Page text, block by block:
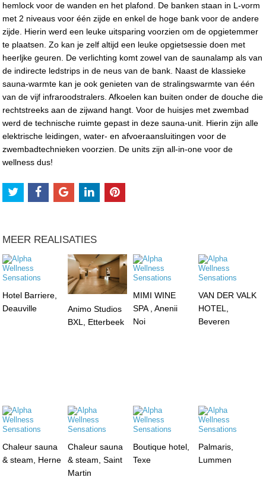
hemlock voor de wanden en het plafond. De banken staan in L-vorm
met 2 niveaus voor één zijde en enkel de hoge bank voor de andere
zijde. Hierin werd een leuke uitsparing voorzien om de opgietemmer
te plaatsen. Zo kan je zelf altijd een leuke opgietsessie doen met
heerljke geuren. De verlichting komt zowel van de saunalamp als van
de indirecte ledstrips in de neus van de bank. Naast de klassieke
sauna-warmte kan je ook genieten van de stralingswarmte van één
van de vijf infraroodstralers. Afkoelen kan buiten onder de douche die
rechtstreeks aan de zijwand hangt. Voor de huisjes met zwembad
werd de technische ruimte gepast in deze sauna-unit. Hierin zijn alle
elektrische leidingen, water- en afvoeraansluitingen voor de
zwembadtechnieken voorzien. De units zijn all-in-one voor de
wellness dus!
MEER REALISATIES
Hotel Barriere,
Deauville
Animo Studios
BXL, Etterbeek
MIMI WINE
SPA , Anenii
Noi
VAN DER VALK
HOTEL,
Beveren
Chaleur sauna
& steam, Herne
Chaleur sauna
& steam, Saint
Martin
Boutique hotel,
Texe
Palmaris,
Lummen